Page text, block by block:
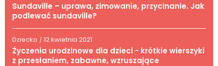
Sundaville – uprawa, zimowanie, przycinanie. Jak
podlewać sundaville?
Dziecko / 12 kwietnia 2021
Życzenia urodzinowe dla dzieci - krótkie wierszyki
z przesłaniem, zabawne, wzruszające